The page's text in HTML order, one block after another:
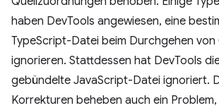
haben DevTools angewiesen, eine
TypeScript-Datei beim Durchgehen von
ignorieren. Stattdessen hat DevTools
gebündelte JavaScript-Datei ignoriert.
Korrekturen beheben auch ein